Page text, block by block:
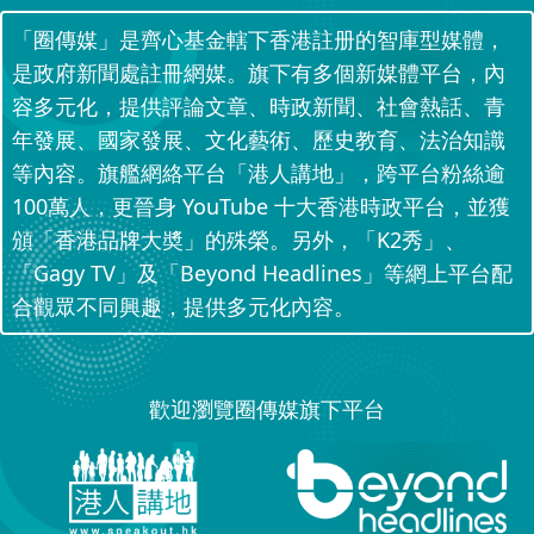
「圈傳媒」是齊心基金轄下香港註册的智庫型媒體，
是政府新聞處註冊網媒。旗下有多個新媒體平台，內
容多元化，提供評論文章、時政新聞、社會熱話、青
年發展、國家發展、文化藝術、歷史教育、法治知識
等內容。旗艦網絡平台「港人講地」，跨平台粉絲逾
100萬人，更晉身 YouTube 十大香港時政平台，並獲
頒「香港品牌大奬」的殊榮。另外，「K2秀」、
「Gagy TV」及「Beyond Headlines」等網上平台配
合觀眾不同興趣，提供多元化內容。
歡迎瀏覽圈傳媒旗下平台